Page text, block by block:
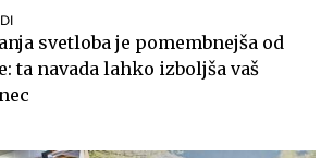
svetloba je pomembnejša od
ta navada lahko izboljša vaš